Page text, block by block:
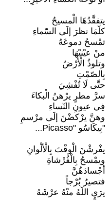
يتفقَّدُهَا الْمسيحُ
كلّمَا نظرَ إلَى السّماءِ
تمْسحُ دموعَهُ
منْ عيْنيْهَا
وتلوذُ الْأرْضُ
بِالصّمْتِ
حتَّى لَا تُفْشِيَ
سرَّ مطرٍ يرْهنُ الْبكاءَ
فِي عيونِ النّساءِ
وهنَّ يرْكضْنَ إلَى مرْسمِ
"بِيكَاسُو "Picasso...
يفْرشْنَ الْوقْتَ بِالْألْوانِ
ويمْسحُ بِالْفُرْشاةِ
أجْسادَهُنَّ
فتصيرُ بُرْجاً
يرَى اللّهُ منْهُ عرْشَهُ